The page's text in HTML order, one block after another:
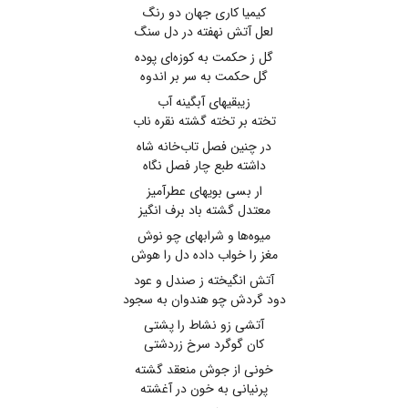
کیمیا کاری جهان دو رنگ
لعل آتش نهفته در دل سنگ
گل ز حکمت به کوزه‌ای پوده
گل حکمت به سر بر اندوه
زیبقیهای آبگینه آب
تخته بر تخته گشته نقره ناب
در چنین فصل تاب‌خانه شاه
داشته طبع چار فصل نگاه
ار بسی بویهای عطرآمیز
معتدل گشته باد برف انگیز
میوه‌ها و شرابهای چو نوش
مغز را خواب داده دل را هوش
آتش انگیخته ز صندل و عود
دود گردش چو هندوان به سجود
آتشی زو نشاط را پشتی
کان گوگرد سرخ زردشتی
خونی از جوش منعقد گشته
پرنیانی به خون در آغشته